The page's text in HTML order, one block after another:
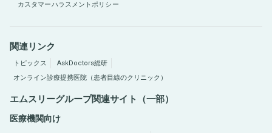
カスタマーハラスメントポリシー
関連リンク
トピックス
AskDoctors総研
オンライン診療提携医院（患者目線のクリニック）
エムスリーグループ関連サイト（一部）
医療機関向け